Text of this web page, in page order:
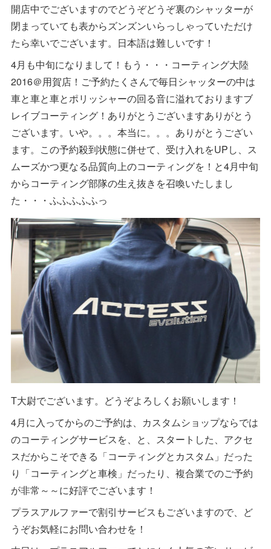
開店中でございますのでどうぞどうぞ裏のシャッターが
閉まっていても表からズンズンいらっしゃっていただけ
たら幸いでございます。日本語は難しいです！
4月も中旬になりまして！もう・・・コーティング大陸
2016＠用賀店！ご予約たくさんで毎日シャッターの中は
車と車と車とポリッシャーの回る音に溢れておりますブ
レイブコーティング！ありがとうございますありがとう
ございます。いや。。。本当に。。。ありがとうござい
ます。この予約殺到状態に併せて、受け入れをUPし、ス
ムーズかつ更なる品質向上のコーティングを！と4月中旬
からコーティング部隊の生え抜きを召喚いたしまし
た・・・ふふふふふっ
T大尉でございます。どうぞよろしくお願いします！
4月に入ってからのご予約は、カスタムショップならでは
のコーティングサービスを、と、スタートした、アクセ
スだからこそできる「コーティングとカスタム」だった
り「コーティングと車検」だったり、複合業でのご予約
が非常～～に好評でございます！
プラスアルファーで割引サービスもございますので、ど
うぞお気軽にお問い合わせを！